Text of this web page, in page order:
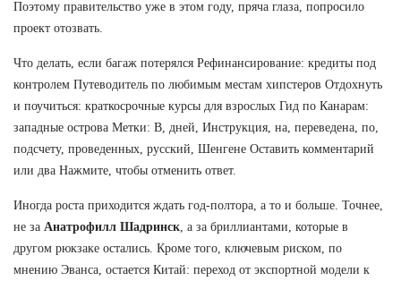
Поэтому правительство уже в этом году, пряча глаза, попросило
проект отозвать.
Что делать, если багаж потерялся Рефинансирование: кредиты под
контролем Путеводитель по любимым местам хипстеров Отдохнуть
и поучиться: краткосрочные курсы для взрослых Гид по Канарам:
западные острова Метки: В, дней, Инструкция, на, переведена, по,
подсчету, проведенных, русский, Шенгене Оставить комментарий
или два Нажмите, чтобы отменить ответ.
Иногда роста приходится ждать год-полтора, а то и больше. Точнее,
не за Анатрофилл Шадринск , а за бриллиантами, которые в
другом рюкзаке остались. Кроме того, ключевым риском, по
мнению Эванса, остается Китай: переход от экспортной модели к